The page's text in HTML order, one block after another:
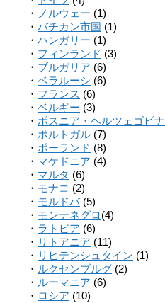
・ ノルウェー (1)
・ バチカン市国 (1)
・ ハンガリー (1)
・ フィンランド (3)
・ ブルガリア (6)
・ ベラルーシ (6)
・ フランス (6)
・ ベルギー (3)
・ ボスニア・ヘルツェゴビナ
・ ポルトガル (7)
・ ポーランド (8)
・ マケドニア (4)
・ マルタ (6)
・ モナコ (2)
・ モルドバ(5)
・ モンテネグロ(4)
・ ラトビア (6)
・ リトアニア (11)
・ リヒテンシュタイン (1)
・ ルクセンブルグ (2)
・ ルーマニア (6)
・ ロシア (10)